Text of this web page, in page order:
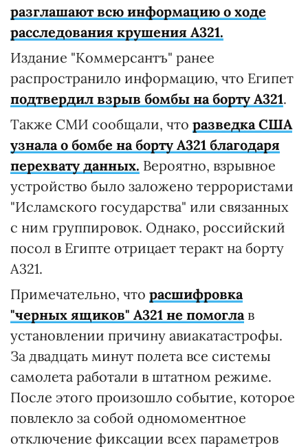
разглашают всю информацию о ходе
расследования крушения А321.
Издание "Коммерсантъ" ранее
распространило информацию, что Египет
подтвердил взрыв бомбы на борту A321.
Также СМИ сообщали, что разведка США
узнала о бомбе на борту А321 благодаря
перехвату данных. Вероятно, взрывное
устройство было заложено террористами
"Исламского государства" или связанных
с ним группировок. Однако, российский
посол в Египте отрицает теракт на борту
А321.
Примечательно, что расшифровка
"черных ящиков" А321 не помоглав
установлении причину авиакатастрофы.
За двадцать минут полета все системы
самолета работали в штатном режиме.
После этого произошло событие, которое
повлекло за собой одномоментное
отключение фиксации всех параметров